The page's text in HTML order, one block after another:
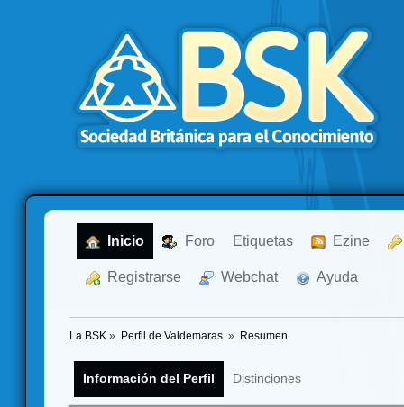
Inicio Foro Etiquetas Ezine
Registrarse Webchat Ayuda
La BSK » Perfil de Valdemaras » Resumen
Información del Perfil Distinciones